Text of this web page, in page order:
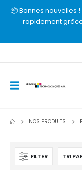
📦 Bonnes nouvelles
rapidement
NOS PRODUITS
FILTER